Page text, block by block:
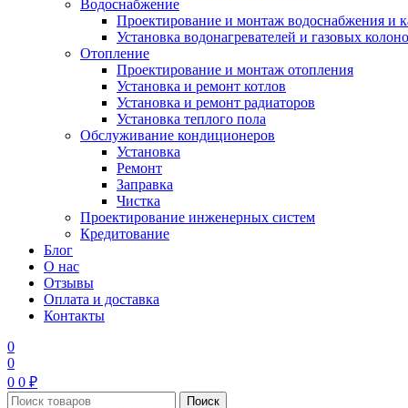
Водоснабжение
Проектирование и монтаж водоснабжения и
Установка водонагревателей и газовых
Отопление
Проектирование и монтаж отопления
Установка и ремонт котлов
Установка и ремонт радиаторов
Установка теплого пола
Обслуживание кондиционеров
Установка
Ремонт
Заправка
Чистка
Проектирование инженерных систем
Кредитование
Блог
О нас
Отзывы
Оплата и доставка
Контакты
0
0
0 0 ₽
Поиск